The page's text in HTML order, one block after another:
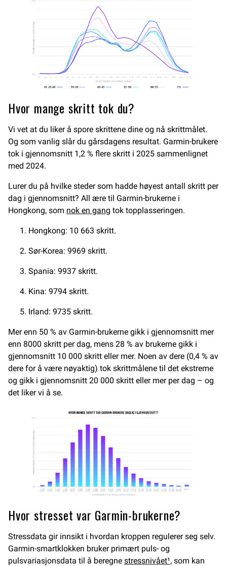
Hvor mange skritt tok du?
Vi vet at du liker å spore skrittene dine og nå skrittmålet.
Og som vanlig slår du gårsdagens resultat. Garmin-brukere
tok i gjennomsnitt 1,2 % flere skritt i 2025 sammenlignet
med 2024.
Lurer du på hvilke steder som hadde høyest antall skritt per
dag i gjennomsnitt? All ære til Garmin-brukerne i
Hongkong, som nok en gang tok topplasseringen.
Hongkong: 10 663 skritt.
Sør-Korea: 9969 skritt.
Spania: 9937 skritt.
Kina: 9794 skritt.
Irland: 9735 skritt.
Mer enn 50 % av Garmin-brukerne gikk i gjennomsnitt mer
enn 8000 skritt per dag, mens 28 % av brukerne gikk i
gjennomsnitt 10 000 skritt eller mer. Noen av dere (0,4 % av
dere for å være nøyaktig) tok skrittmålene til det ekstreme
og gikk i gjennomsnitt 20 000 skritt eller mer per dag – og
det liker vi å se.
Hvor stresset var Garmin-brukerne?
Stressdata gir innsikt i hvordan kroppen regulerer seg selv.
Garmin-smartklokken bruker primært puls- og
pulsvariasjonsdata til å beregne stressnivået¹, som kan